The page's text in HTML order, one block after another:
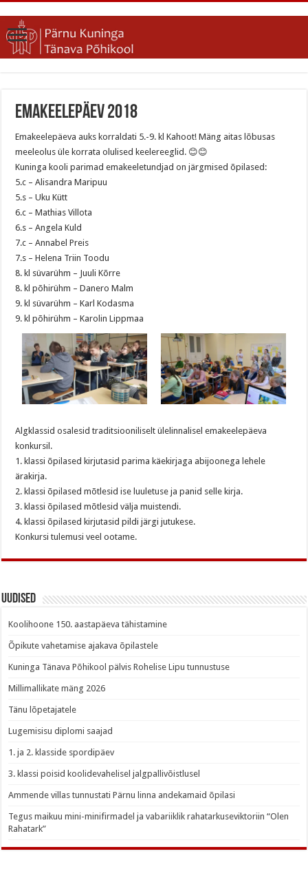
Emakeelepäev 2018
Emakeelepäeva auks korraldati 5.-9. kl Kahoot! Mäng aitas lõbusas
meeleolus üle korrata olulised keelereeglid. 😊😊
Kuninga kooli parimad emakeeletundjad on järgmised õpilased:
5.c – Alisandra Maripuu
5.s – Uku Kütt
6.c – Mathias Villota
6.s – Angela Kuld
7.c – Annabel Preis
7.s – Helena Triin Toodu
8. kl süvarühm – Juuli Kõrre
8. kl põhirühm – Danero Malm
9. kl süvarühm – Karl Kodasma
9. kl põhirühm – Karolin Lippmaa
Algklassid osalesid traditsiooniliselt ülelinnalisel emakeelepäeva
konkursil.
1. klassi õpilased kirjutasid parima käekirjaga abijoonega lehele
ärakirja.
2. klassi õpilased mõtlesid ise luuletuse ja panid selle kirja.
3. klassi õpilased mõtlesid välja muistendi.
4. klassi õpilased kirjutasid pildi järgi jutukese.
Konkursi tulemusi veel ootame.
Uudised
Koolihoone 150. aastapäeva tähistamine
Õpikute vahetamise ajakava õpilastele
Kuninga Tänava Põhikool pälvis Rohelise Lipu tunnustuse
Millimallikate mäng 2026
Tänu lõpetajatele
Lugemisisu diplomi saajad
1. ja 2. klasside spordipäev
3. klassi poisid koolidevahelisel jalgpallivõistlusel
Ammende villas tunnustati Pärnu linna andekamaid õpilasi
Tegus maikuu mini-minifirmadel ja vabariiklik rahatarkuseviktoriin “Olen
Rahatark”